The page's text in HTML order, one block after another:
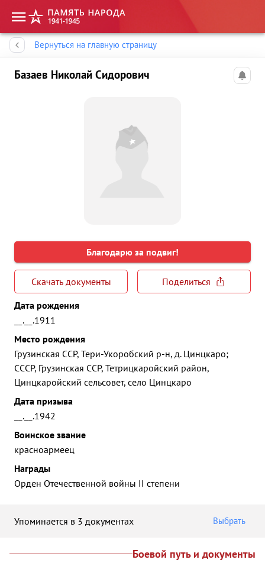
Вернуться на главную страницу
Базаев Николай Сидорович
Благодарю за подвиг!
Скачать документы
Поделиться
Дата рождения
__.__.1911
Место рождения
Грузинская ССР, Тери-Укоробский р-н, д. Цинцкаро;
СССР, Грузинская ССР, Тетрицкаройский район,
Цинцкаройский сельсовет, село Цинцкаро
Дата призыва
__.__.1942
Воинское звание
красноармеец
Награды
Орден Отечественной войны II степени
Упоминается в 3 документах Выбрать
Боевой путь и документы
Память народа